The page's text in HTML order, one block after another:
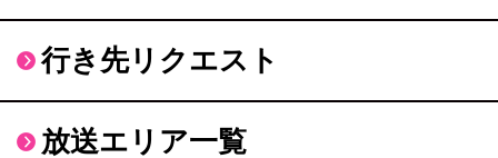
行き先リクエスト
放送エリア一覧